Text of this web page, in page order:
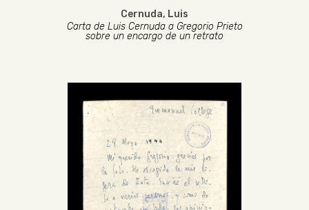
Cernuda, Luis
Carta de Luis Cernuda a Gregorio Prieto
sobre un encargo de un retrato